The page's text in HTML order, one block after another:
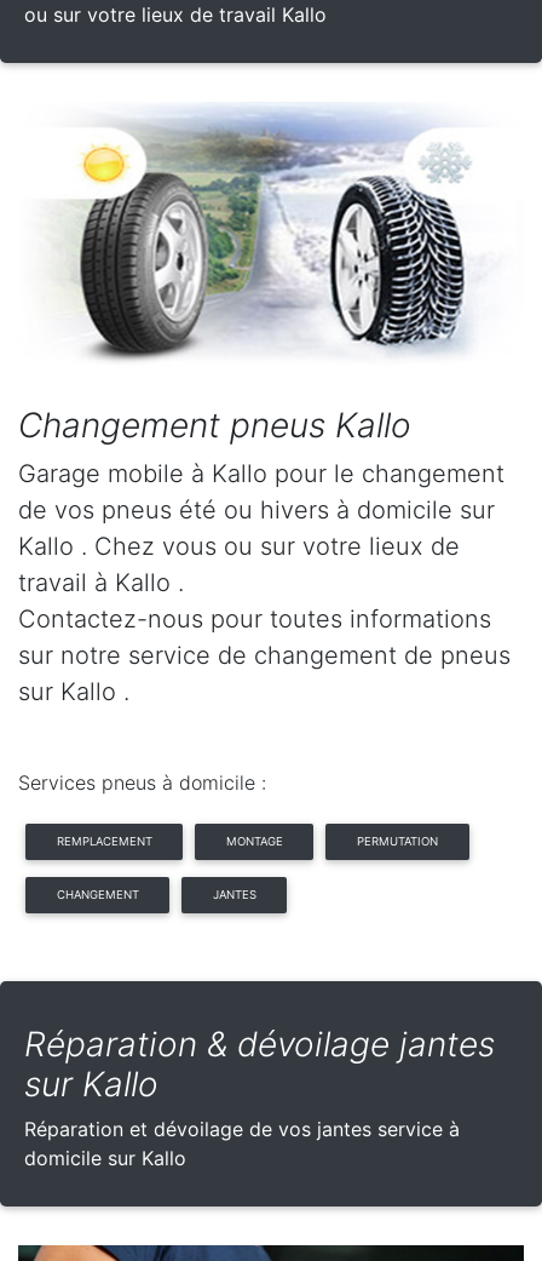
ou sur votre lieux de travail Kallo
Changement pneus Kallo
Garage mobile à Kallo pour le changement
de vos pneus été ou hivers à domicile sur
Kallo . Chez vous ou sur votre lieux de
travail à Kallo .
Contactez-nous pour toutes informations
sur notre service de changement de pneus
sur Kallo .
Services pneus à domicile :
REMPLACEMENT MONTAGE PERMUTATION
CHANGEMENT JANTES
Réparation & dévoilage jantes
sur Kallo
Réparation et dévoilage de vos jantes service à
domicile sur Kallo